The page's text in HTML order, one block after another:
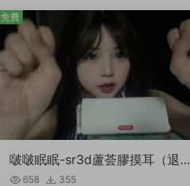
啵啵眠眠-sr3d蘆荟膠摸耳（退回
稿件）
658 355
免費